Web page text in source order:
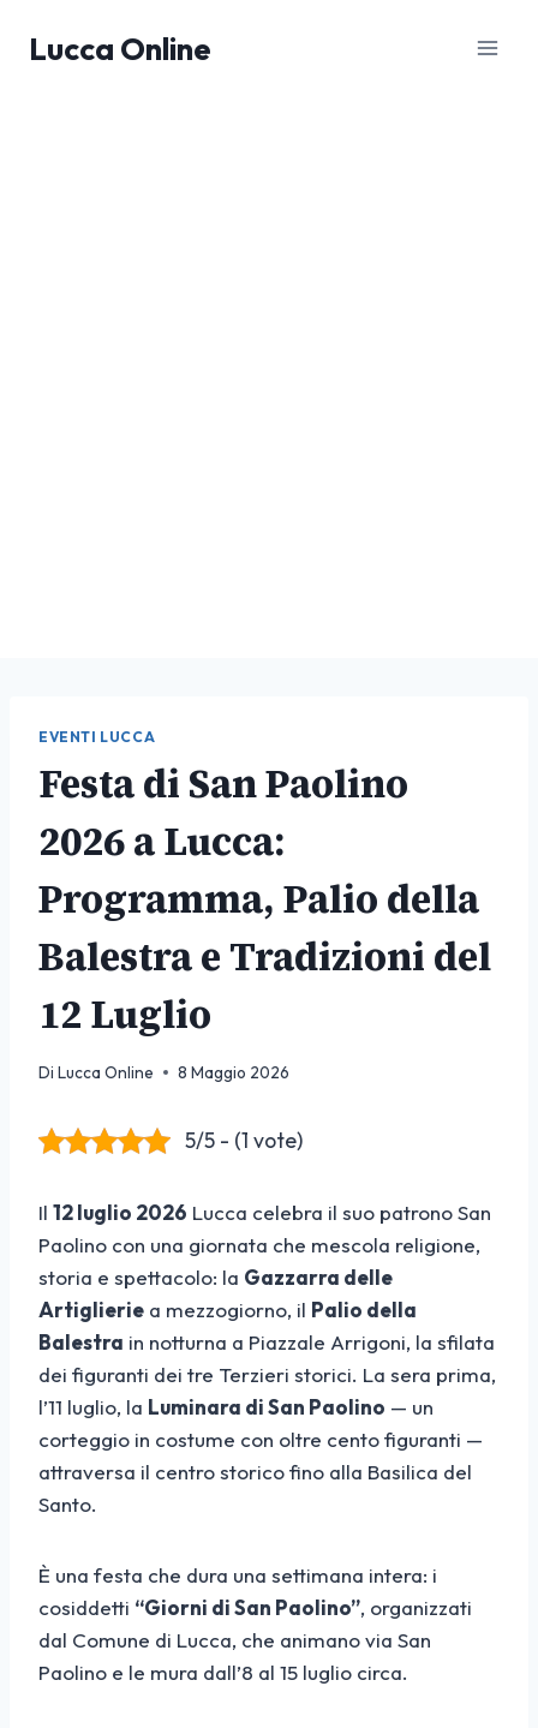
Lucca Online
EVENTI LUCCA
Festa di San Paolino
2026 a Lucca:
Programma, Palio della
Balestra e Tradizioni del
12 Luglio
Di Lucca Online 8 Maggio 2026
5/5 - (1 vote)
Il 12 luglio 2026 Lucca celebra il suo patrono San
Paolino con una giornata che mescola religione,
storia e spettacolo: la Gazzarra delle
Artiglierie a mezzogiorno, il Palio della
Balestra in notturna a Piazzale Arrigoni, la sfilata
dei figuranti dei tre Terzieri storici. La sera prima,
l’11 luglio, la Luminara di San Paolino — un
corteggio in costume con oltre cento figuranti —
attraversa il centro storico fino alla Basilica del
Santo.
È una festa che dura una settimana intera: i
cosiddetti “Giorni di San Paolino”, organizzati
dal Comune di Lucca, che animano via San
Paolino e le mura dall’8 al 15 luglio circa.